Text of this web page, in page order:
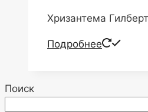
Хризантема
Подробнее
Поиск